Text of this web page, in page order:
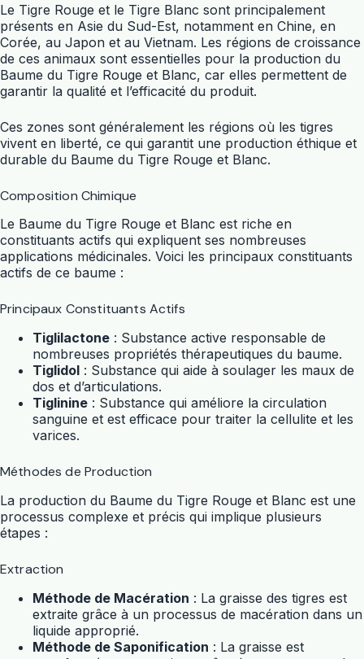
Le Tigre Rouge et le Tigre Blanc sont principalement
présents en Asie du Sud-Est, notamment en Chine, en
Corée, au Japon et au Vietnam. Les régions de croissance
de ces animaux sont essentielles pour la production du
Baume du Tigre Rouge et Blanc, car elles permettent de
garantir la qualité et l’efficacité du produit.
Ces zones sont généralement les régions où les tigres
vivent en liberté, ce qui garantit une production éthique et
durable du Baume du Tigre Rouge et Blanc.
Composition Chimique
Le Baume du Tigre Rouge et Blanc est riche en
constituants actifs qui expliquent ses nombreuses
applications médicinales. Voici les principaux constituants
actifs de ce baume :
Principaux Constituants Actifs
Tiglilactone : Substance active responsable de
nombreuses propriétés thérapeutiques du baume.
Tiglidol : Substance qui aide à soulager les maux de
dos et d’articulations.
Tiglinine : Substance qui améliore la circulation
sanguine et est efficace pour traiter la cellulite et les
varices.
Méthodes de Production
La production du Baume du Tigre Rouge et Blanc est une
processus complexe et précis qui implique plusieurs
étapes :
Extraction
Méthode de Macération : La graisse des tigres est
extraite grâce à un processus de macération dans un
liquide approprié.
Méthode de Saponification : La graisse est